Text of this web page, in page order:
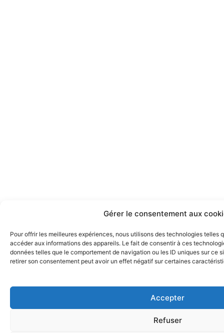
Gérer le consentement aux
Pour offrir les meilleures expériences, nous utilisons des technologies telles
accéder aux informations des appareils. Le fait de consentir à ces
données telles que le comportement de navigation ou les ID uniques sur ce
retirer son consentement peut avoir un effet négatif sur certaines
Accepter
Refuser